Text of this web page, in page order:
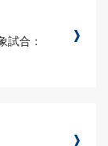
試合：